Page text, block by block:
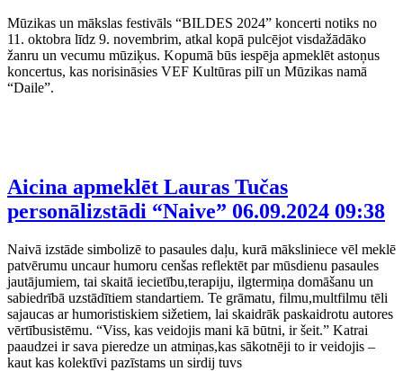
Mūzikas un mākslas festivāls “BILDES 2024” koncerti notiks no
11. oktobra līdz 9. novembrim, atkal kopā pulcējot visdažādāko
žanru un vecumu mūziķus. Kopumā būs iespēja apmeklēt astoņus
koncertus, kas norisināsies VEF Kultūras pilī un Mūzikas namā
“Daile”.
Aicina apmeklēt Lauras Tučas
personālizstādi “Naive” 06.09.2024 09:38
Naivā izstāde simbolizē to pasaules daļu, kurā māksliniece vēl meklē
patvērumu uncaur humoru cenšas reflektēt par mūsdienu pasaules
jautājumiem, tai skaitā iecietību,terapiju, ilgtermiņa domāšanu un
sabiedrībā uzstādītiem standartiem. Te grāmatu, filmu,multfilmu tēli
sajaucas ar humoristiskiem sižetiem, lai skaidrāk paskaidrotu autores
vērtībusistēmu. “Viss, kas veidojis mani kā būtni, ir šeit.” Katrai
paaudzei ir sava pieredze un atmiņas,kas sākotnēji to ir veidojis –
kaut kas kolektīvi pazīstams un sirdij tuvs